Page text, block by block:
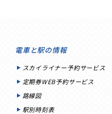
電車と駅の情報
スカイライナー予約サービス
定期券WEB予約サービス
路線図
駅別時刻表